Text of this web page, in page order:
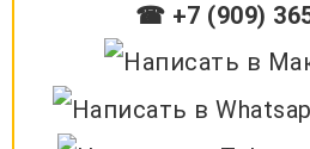
☎ +7 (909)